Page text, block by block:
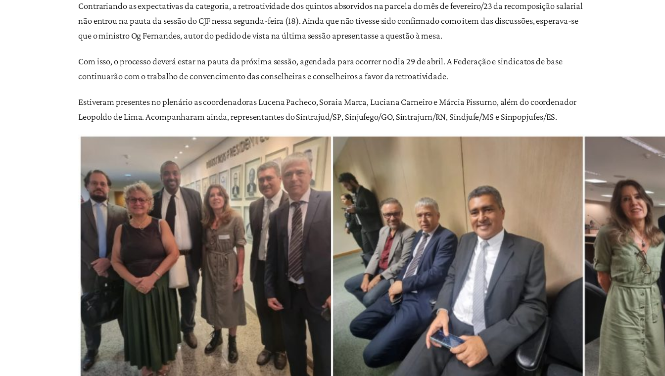
Contrariando as expectativas da categoria, a retroatividade dos quintos absorvidos na parcela do mês de fevereiro/23 da recomposição salarial
não entrou na pauta da sessão do CJF nessa segunda-feira (18). Ainda que não tivesse sido confirmado como item das discussões, esperava-se
que o ministro Og Fernandes, autor do pedido de vista na última sessão apresentasse a questão à mesa.
Com isso, o processo deverá estar na pauta da próxima sessão, agendada para ocorrer no dia 29 de abril. A Federação e sindicatos de base
continuarão com o trabalho de convencimento das conselheiras e conselheiros a favor da retroatividade.
Estiveram presentes no plenário as coordenadoras Lucena Pacheco, Soraia Marca, Luciana Carneiro e Márcia Pissurno, além do coordenador
Leopoldo de Lima. Acompanharam ainda, representantes do Sintrajud/SP, Sinjufego/GO, Sintrajurn/RN, Sindjufe/MS e Sinpopjufes/ES.